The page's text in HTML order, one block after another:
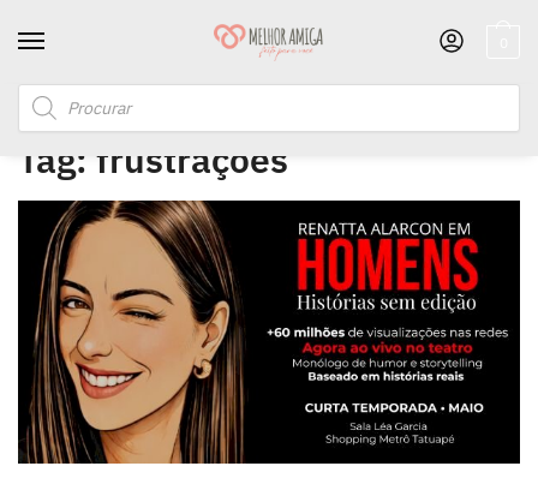
Início Posts marcados com a tag “frustrações”
Tag: frustrações